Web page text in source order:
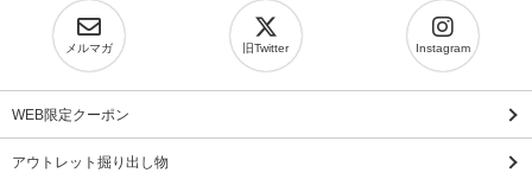
メルマガ 旧Twitter Instagram
WEB限定クーポン
アウトレット掘り出し物